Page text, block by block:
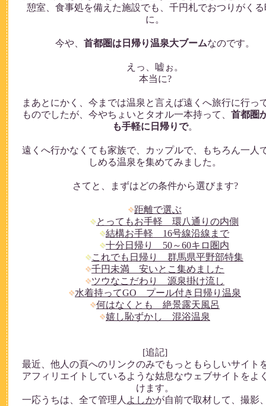
憩室、食事処を備えた施設でも、千円札でおつりがく
に。
今や、 首都圏は日帰り温泉大ブームなのです。
えっ、嘘ぉ。
本当に?
まあとにかく、今までは温泉と言えば遠くへ旅行に行っ
ものでしたが、今やちょいとタオル一本持って、 首都圏
も手軽に日帰りで。
遠くへ行かなくても家族で、カップルで、もちろん一人
しめる温泉を集めてみました。
さてと、まずはどの条件から選びます?
距離で選ぶ
とってもお手軽 環八通りの内側
結構お手軽 16号線沿線まで
十分日帰り 50～60キロ圏内
これでも日帰り 群馬県平野部特集
千円未満 安いとこ集めました
ツウなこだわり 源泉掛け流し
水着持ってGO プール付き日帰り温泉
何はなくとも 絶景露天風呂
嬉し恥ずかし 混浴温泉
[追記]
最近、他人の頁へのリンクのみでもっともらしいサイト
アフィリエイトしているような姑息なウェブサイトをよ
けます。
一応うちは、全て管理人 よしかが自前で取材して、撮影